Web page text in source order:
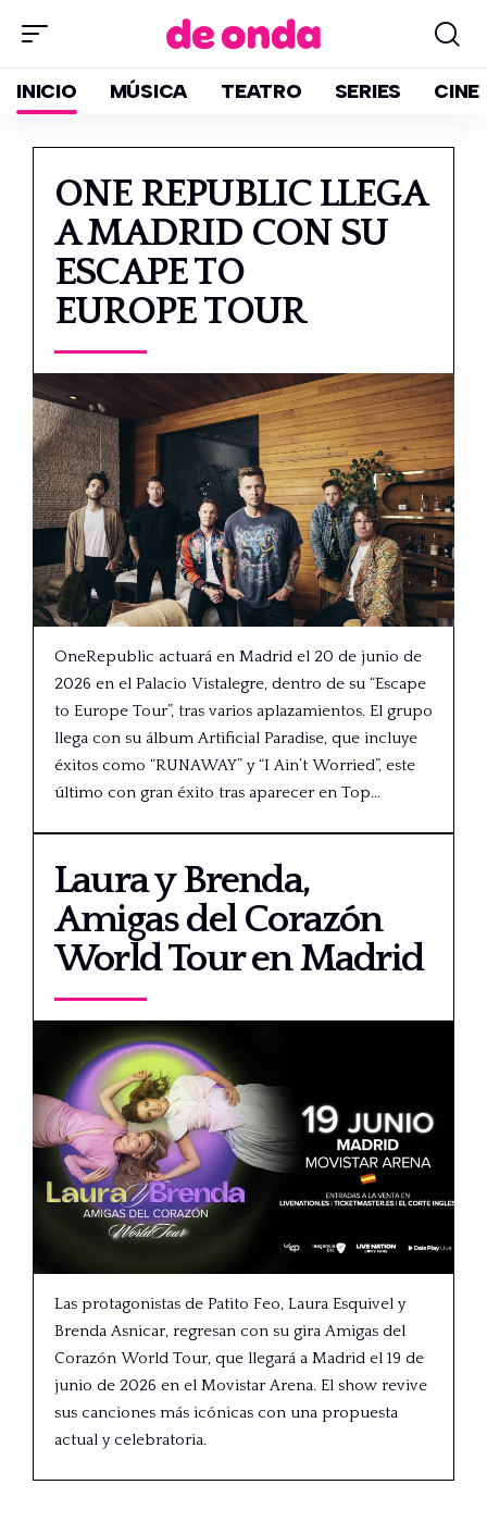
INICIO MÚSICA TEATRO SERIES CINE
ONE REPUBLIC LLEGA
A MADRID CON SU
ESCAPE TO
EUROPE TOUR
OneRepublic actuará en Madrid el 20 de junio de
2026 en el Palacio Vistalegre, dentro de su “Escape
to Europe Tour”, tras varios aplazamientos. El grupo
llega con su álbum Artificial Paradise, que incluye
éxitos como “RUNAWAY” y “I Ain’t Worried”, este
último con gran éxito tras aparecer en Top…
Laura y Brenda,
Amigas del Corazón
World Tour en Madrid
Las protagonistas de Patito Feo, Laura Esquivel y
Brenda Asnicar, regresan con su gira Amigas del
Corazón World Tour, que llegará a Madrid el 19 de
junio de 2026 en el Movistar Arena. El show revive
sus canciones más icónicas con una propuesta
actual y celebratoria.